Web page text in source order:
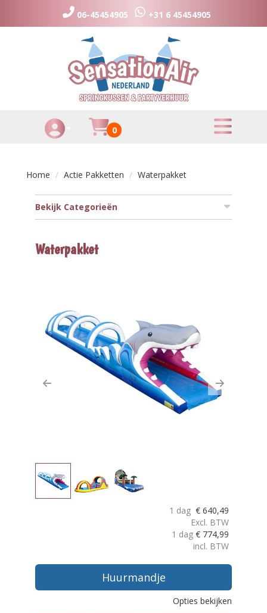
06-45454905 +31 6 45454905
Toggle Account dropdown
Huurmandje
0
toggle menu
Home Actie Pakketten Waterpakket
Bekijk Categorieën
Waterpakket
Previous Next
1 dag € 640,49
Excl. BTW
1 dag € 774,99
incl. BTW
Huurmandje
Opties bekijken